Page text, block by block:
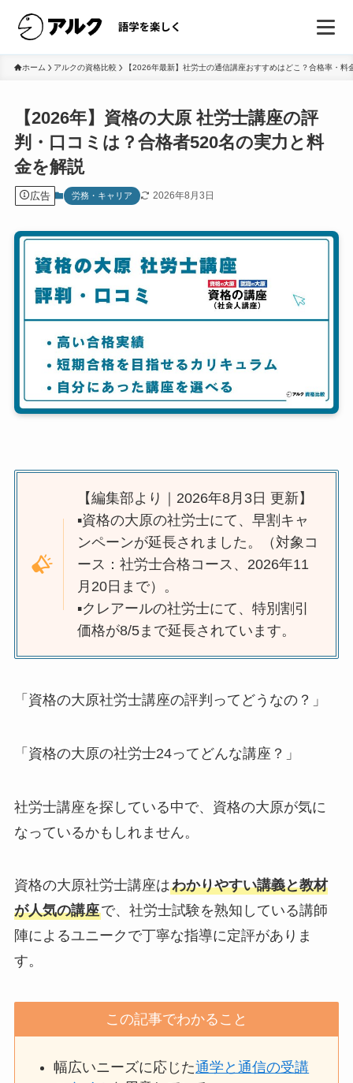
ホーム アルクの資格比較 【2026年最新】社労士の通信講座おすすめはどこ？合格率・料
【2026年】資格の大原 社労士講座の評
判・口コミは？合格者520名の実力と料
金を解説
広告 労務・キャリア 2026年8月3日
【編集部より｜2026年8月3日 更新】
▪️資格の大原の社労士にて、早割キャ
ンペーンが延長されました。（対象コ
ース：社労士合格コース、2026年11
月20日まで）。
▪️クレアールの社労士にて、特別割引
価格が8/5まで延長されています。
「資格の大原社労士講座の評判ってどうなの？」
「資格の大原の社労士24ってどんな講座？」
社労士講座を探している中で、資格の大原が気に
なっているかもしれません。
資格の大原社労士講座はわかりやすい講義と教材
が人気の講座で、社労士試験を熟知している講師
陣によるユニークで丁寧な指導に定評がありま
す。
この記事でわかること
幅広いニーズに応じた通学と通信の受講